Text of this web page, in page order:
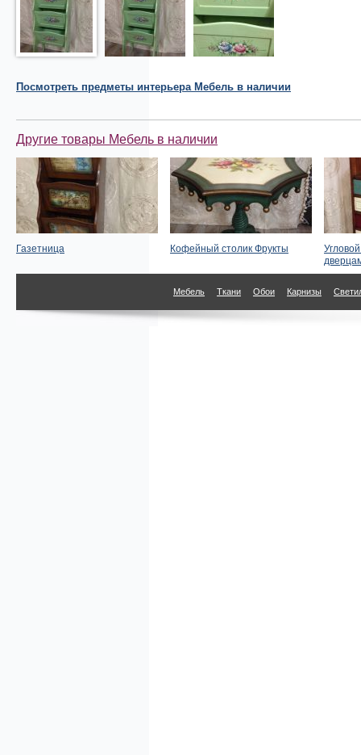
Посмотреть предметы интерьераМебель в наличии
Другие товары Мебель в наличии
Газетница Кофейный столик Фрукты
Мебель Ткани Обои Карнизы